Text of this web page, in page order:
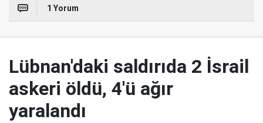
1 Yorum
Lübnan'daki saldırıda 2 İsrail
askeri öldü, 4'ü ağır
yaralandı